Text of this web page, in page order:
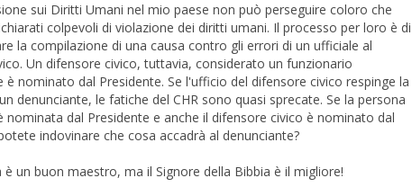
sui Diritti Umani nel mio paese non può perseguire coloro che
colpevoli di violazione dei diritti umani. Il processo per loro è di
la compilazione di una causa contro gli errori di un ufficiale al
Un difensore civico, tuttavia, considerato un funzionario
è nominato dal Presidente. Se l'ufficio del difensore civico respinge la
denunciante, le fatiche del CHR sono quasi sprecate. Se la persona
nominata dal Presidente e anche il difensore civico è nominato dal
indovinare che cosa accadrà al denunciante?
è un buon maestro, ma il Signore della Bibbia è il migliore!